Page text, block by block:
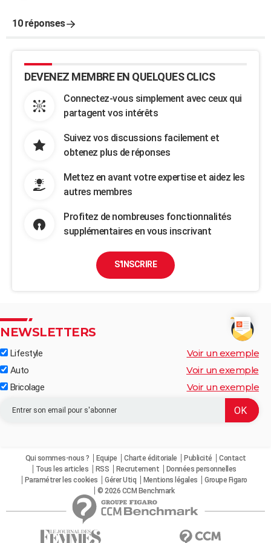
10 réponses
DEVENEZ MEMBRE EN QUELQUES CLICS
Connectez-vous simplement avec ceux qui
partagent vos intérêts
Suivez vos discussions facilement et
obtenez plus de réponses
Mettez en avant votre expertise et aidez les
autres membres
Profitez de nombreuses fonctionnalités
supplémentaires en vous inscrivant
S'INSCRIRE
NEWSLETTERS
Lifestyle Voir un exemple
Auto Voir un exemple
Bricolage Voir un exemple
Qui sommes-nous ? Equipe Charte éditoriale Publicité
Contact
Tous les articles
RSS Recrutement
Données personnelles
Paramétrer les cookies
Gérer Utiq Mentions légales
Groupe Figaro
© 2026 CCM Benchmark